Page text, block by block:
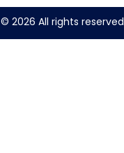
© 2026 All rights reserved